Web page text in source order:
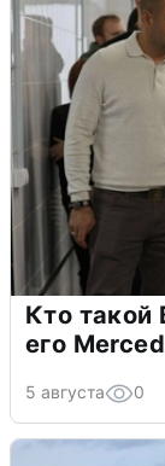
Кто такой
его
5 августа 0